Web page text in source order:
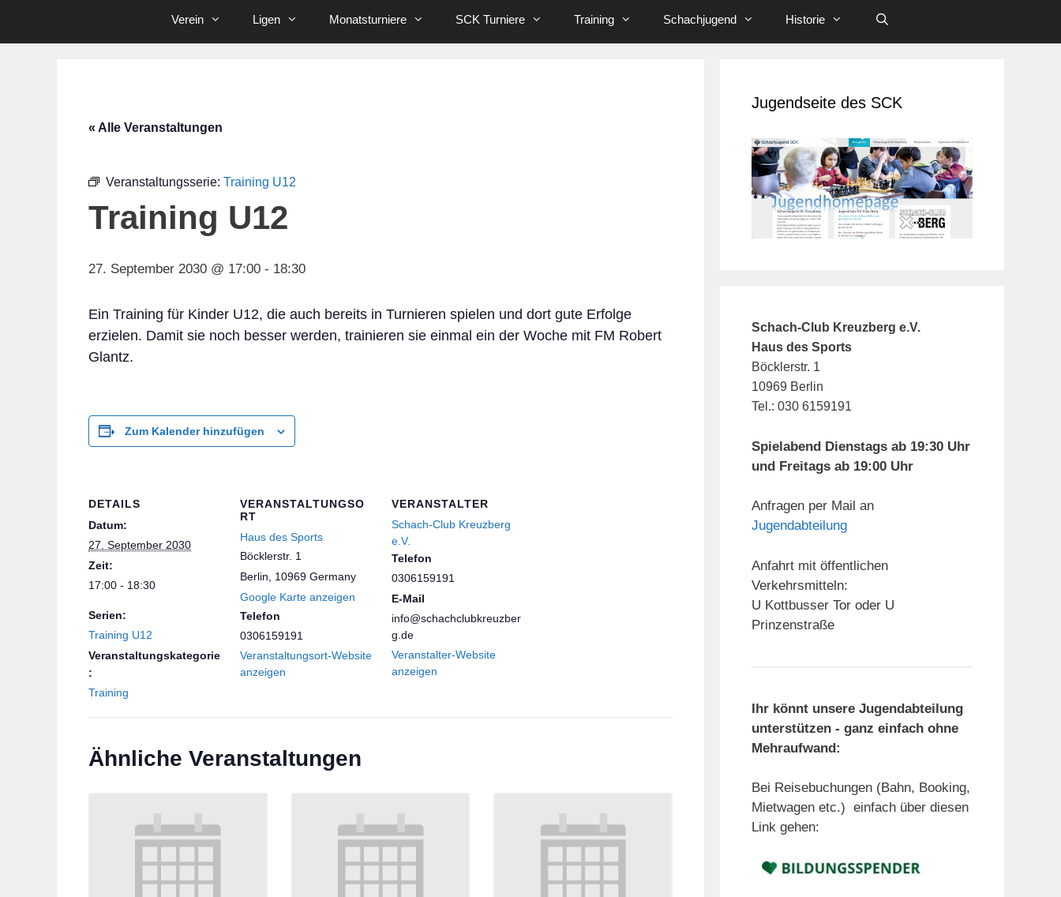
Verein Ligen Monatsturniere SCK Turniere Training Schachjugend Historie
« Alle Veranstaltungen
Veranstaltungsserie: Training U12
Training U12
27. September 2030 @ 17:00 - 18:30
Ein Training für Kinder U12, die auch bereits in Turnieren spielen und dort gute Erfolge
erzielen. Damit sie noch besser werden, trainieren sie einmal ein der Woche mit FM Robert
Glantz.
Zum Kalender hinzufügen
DETAILS
Datum:
27. September 2030
Zeit:
17:00 - 18:30
Serien:
Training U12
Veranstaltungskategorie
:
Training
VERANSTALTUNGSO
RT
Haus des Sports
Böcklerstr. 1
Berlin
10969 Germany
Google Karte anzeigen
Telefon
0306159191
Veranstaltungsort-Website
anzeigen
VERANSTALTER
Schach-Club Kreuzberg
e.V.
Telefon
0306159191
E-Mail
info@schachclubkreuzber
g.de
Veranstalter-Website
anzeigen
Ähnliche Veranstaltungen
Jugendseite des SCK
Schach-Club Kreuzberg e.V.
Haus des Sports
Böcklerstr. 1
10969 Berlin
Tel.: 030 6159191
Spielabend Dienstags ab 19:30 Uhr
und Freitags ab 19:00 Uhr
Anfragen per Mail an
Jugendabteilung
Anfahrt mit öffentlichen
Verkehrsmitteln:
U Kottbusser Tor oder U
Prinzenstraße
Ihr könnt unsere Jugendabteilung
unterstützen - ganz einfach ohne
Mehraufwand:
Bei Reisebuchungen (Bahn, Booking,
Mietwagen etc.) einfach über diesen
Link gehen: